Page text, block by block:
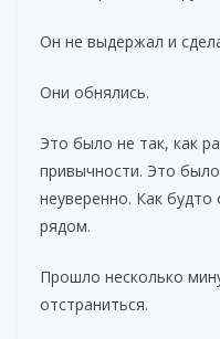
Он не выдержал и
Они обнялись.
Это было не так, как
привычности. Это
неуверенно. Как
рядом.
Прошло несколько
отстраниться.